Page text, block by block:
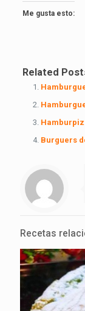
Me gusta esto:
Related
Burguers
Recetas